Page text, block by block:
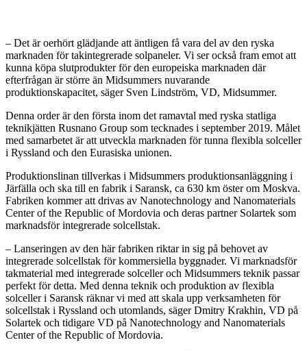
– Det är oerhört glädjande att äntligen få vara del av den ryska
marknaden för takintegrerade solpaneler. Vi ser också fram emot att
kunna köpa slutprodukter för den europeiska marknaden där
efterfrågan är större än Midsummers nuvarande
produktionskapacitet, säger Sven Lindström, VD, Midsummer.
Denna order är den första inom det ramavtal med ryska statliga
teknikjätten Rusnano Group som tecknades i september 2019. Målet
med samarbetet är att utveckla marknaden för tunna flexibla solceller
i Ryssland och den Eurasiska unionen.
Produktionslinan tillverkas i Midsummers produktionsanläggning i
Järfälla och ska till en fabrik i Saransk, ca 630 km öster om Moskva.
Fabriken kommer att drivas av Nanotechnology and Nanomaterials
Center of the Republic of Mordovia och deras partner Solartek som
marknadsför integrerade solcellstak.
– Lanseringen av den här fabriken riktar in sig på behovet av
integrerade solcellstak för kommersiella byggnader. Vi marknadsför
takmaterial med integrerade solceller och Midsummers teknik passar
perfekt för detta. Med denna teknik och produktion av flexibla
solceller i Saransk räknar vi med att skala upp verksamheten för
solcellstak i Ryssland och utomlands, säger Dmitry Krakhin, VD på
Solartek och tidigare VD på Nanotechnology and Nanomaterials
Center of the Republic of Mordovia.